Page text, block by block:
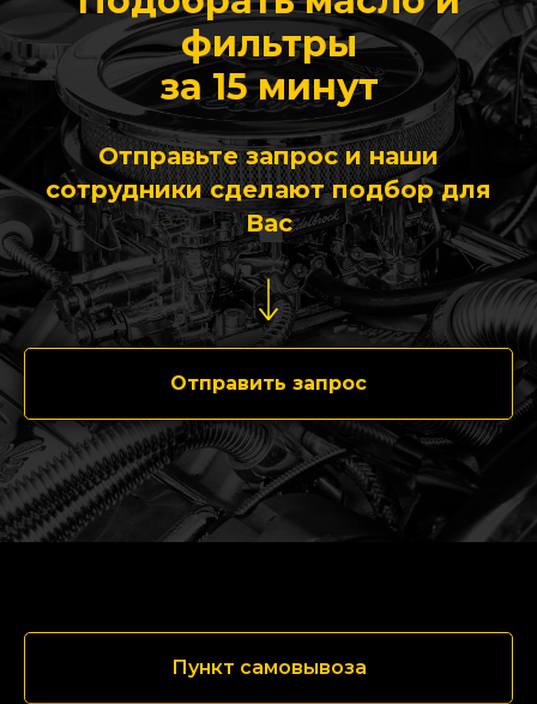
фильтры
за 15 минут
Отправьте запрос и наши
сотрудники сделают подбор для
Вас
Отправить запрос
Пункт самовывоза